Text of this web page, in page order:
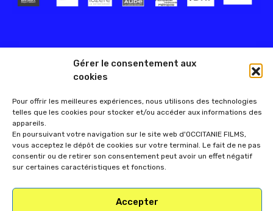
Gérer le consentement aux
cookies
Pour offrir les meilleures expériences, nous utilisons des technologies
telles que les cookies pour stocker et/ou accéder aux informations des
appareils.
En poursuivant votre navigation sur le site web d'OCCITANIE FILMS,
vous acceptez le dépôt de cookies sur votre terminal. Le fait de ne pas
consentir ou de retirer son consentement peut avoir un effet négatif
sur certaines caractéristiques et fonctions.
Accepter